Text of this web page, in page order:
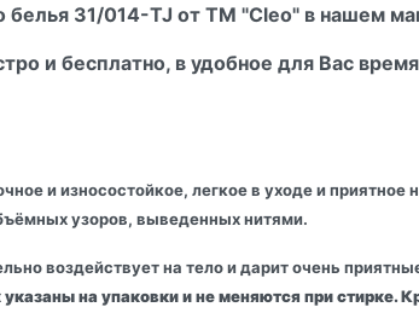
31/014-TJ от ТМ "Cleo" в нашем
и бесплатно, в удобное для Вас
и износостойкое, легкое в уходе и
узоров, выведенных нитями.
воздействует на тело и дарит очень
на упаковки и не меняются при стирке.